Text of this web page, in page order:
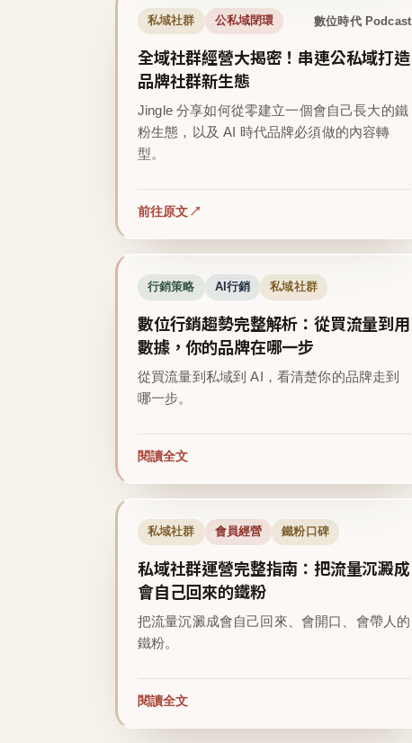
私域社群 公私域閉環 數位時代 Podcast
全域社群經營大揭密！串連公私域打造
品牌社群新生態
Jingle 分享如何從零建立一個會自己長大的鐵
粉生態，以及 AI 時代品牌必須做的內容轉
型。
前往原文
行銷策略 AI行銷 私域社群
數位行銷趨勢完整解析：從買流量到用
數據，你的品牌在哪一步
從買流量到私域到 AI，看清楚你的品牌走到
哪一步。
閱讀全文
私域社群 會員經營 鐵粉口碑
私域社群運營完整指南：把流量沉澱成
會自己回來的鐵粉
把流量沉澱成會自己回來、會開口、會帶人的
鐵粉。
閱讀全文